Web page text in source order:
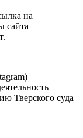
на
сайта
—
Тверского суда